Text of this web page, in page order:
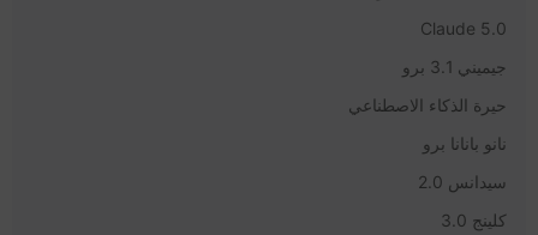
Claude 5.0
جيميني 3.1 برو
حيرة الذكاء الاصطناعي
نانو بانانا برو
سيدانس 2.0
كلينج 3.0